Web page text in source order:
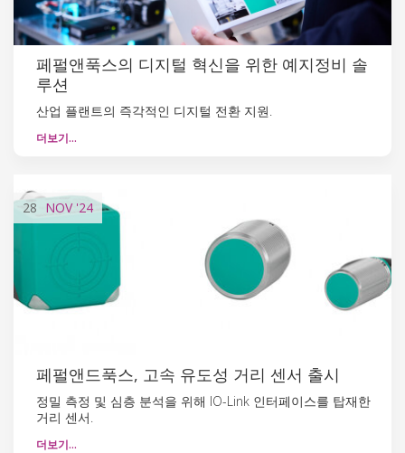
페펄앤푹스의 디지털 혁신을 위한 예지정비 솔
루션
산업 플랜트의 즉각적인 디지털 전환 지원.
더보기…
28 NOV'24
페펄앤드푹스, 고속 유도성 거리 센서 출시
정밀 측정 및 심층 분석을 위해 IO-Link 인터페이스를 탑재한
거리 센서.
더보기…